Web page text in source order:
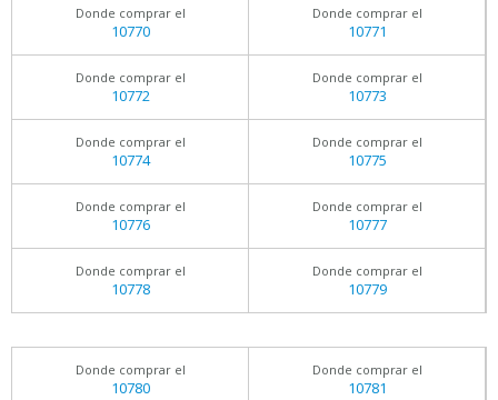
Donde comprar el
10770
Donde comprar el
10771
Donde comprar el
10772
Donde comprar el
10773
Donde comprar el
10774
Donde comprar el
10775
Donde comprar el
10776
Donde comprar el
10777
Donde comprar el
10778
Donde comprar el
10779
Donde comprar el
10780
Donde comprar el
10781